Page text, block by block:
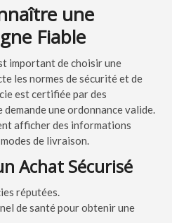
une
Fiable
important de choisir une
les normes de sécurité et de
est certifiée par des
une ordonnance valide.
afficher des informations
de livraison.
Achat Sécurisé
réputées.
de santé pour obtenir une